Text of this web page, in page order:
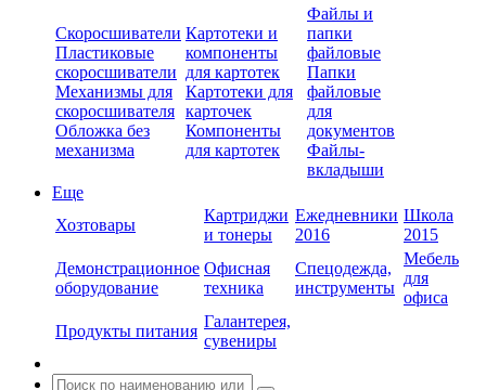
Скоросшиватели
Пластиковые
скоросшиватели
Механизмы для
скоросшивателя
Обложка без
механизма
Картотеки и
компоненты
для картотек
Картотеки для
карточек
Компоненты
для картотек
Файлы и
папки
файловые
Папки
файловые
для
документов
Файлы-
вкладыши
Еще
Хозтовары
Картриджи
и тонеры
Ежедневники
2016
Школа
2015
Демонстрационное
оборудование
Офисная
техника
Спецодежда,
инструменты
Мебель
для
офиса
Продукты питания
Галантерея,
сувениры